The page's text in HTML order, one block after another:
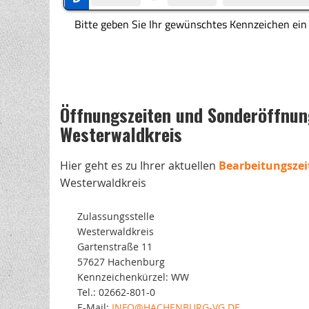
Öffnungszeiten und
Westerwaldkreis
Hier geht es zu Ihrer aktuellen
Westerwaldkreis
Zulassungsstelle
Westerwaldkreis
Gartenstraße 11
57627 Hachenburg
Kennzeichenkürzel: WW
Tel.: 02662-801-0